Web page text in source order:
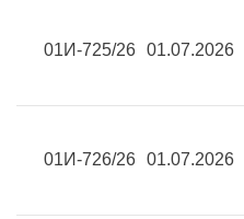
01И-725/26 01.07.2026
01И-726/26 01.07.2026